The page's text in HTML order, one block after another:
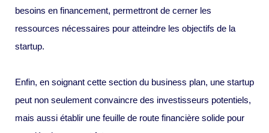
besoins en financement, permettront de cerner les
ressources nécessaires pour atteindre les objectifs de la
startup.
Enfin, en soignant cette section du business plan, une startup
peut non seulement convaincre des investisseurs potentiels,
mais aussi établir une feuille de route financière solide pour